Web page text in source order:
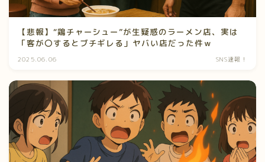
【悲報】“鶏チャーシュー”が生疑惑のラーメン店、実は
「客が〇するとブチギレる」ヤバい店だった件ｗ
2025.06.06 SNS速報！